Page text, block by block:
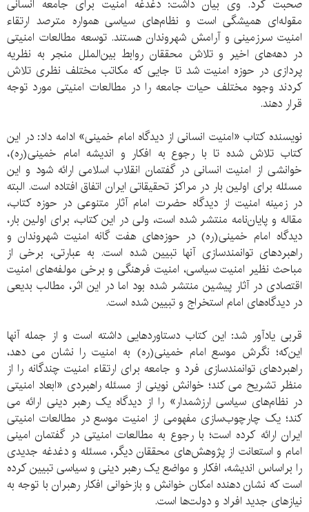
صحبت کرد. وی بیان داشت: دغدغه امنیت برای جامعه انسانی
مقوله‌ای همیشگی است و نظام‌های سیاسی همواره مترصد ارتقاء
امنیت سرزمینی و آرامش شهروندان هستند. توسعه مطالعات امنیتی
در دهه‌های اخیر و تلاش محققان روابط بین‌الملل منجر به نظریه
پردازی در حوزه امنیت شد تا جایی که مکاتب مختلف نظری تلاش
کردند وجوه مختلف حیات جامعه را در مطالعات امنیتی مورد توجه
قرار دهند.
نویسنده کتاب «امنیت انسانی از دیدگاه امام خمینی» ادامه داد: در این
کتاب تلاش شده تا با رجوع به افکار و اندیشه امام خمینی(ره)،
خوانشی از امنیت انسانی در گفتمان انقلاب اسلامی ارائه شود و این
مسئله برای اولین بار در مراکز تحقیقاتی ایران اتفاق افتاده است. البته
در زمینه امنیت از دیدگاه حضرت امام آثار متنوعی در حوزه کتاب،
مقاله و پایان‌نامه منتشر شده است، ولی در این کتاب، برای اولین بار،
دیدگاه امام خمینی(ره) در حوزه‌های هفت گانه امنیت شهروندان و
راهبردهای توانمندسازی آنها تبیین شده است. به عبارتی، برخی از
مباحث نظیر امنیت سیاسی، امنیت فرهنگی و برخی مولفه‌های امنیت
اقتصادی در آثار پیشین منتشر شده بود اما در این اثر، مطالب بدیعی
در دیدگاه‌های امام استخراج و تبیین شده است.
قربی یادآور شد: این کتاب دستاوردهایی داشته است و از جمله آنها
این‌که؛ نگرش موسع امام خمینی(ره) به امنیت را نشان می دهد،
راهبردهای توانمندسازی فرد و جامعه برای ارتقاء امنیت چندگانه را از
منظر تشریح می کند؛ خوانش نوینی از مسئله راهبردی «ابعاد امنیتی
در نظام‌های سیاسی ارزشمدار» را از دیدگاه یک رهبر دینی ارائه می
کند؛ یک چارچوب‌سازی مفهومی از امنیت موسع در مطالعات امنیتی
ایران ارائه کرده است؛ با رجوع به مطالعات امنیتی در گفتمان امینی
امام و استعانت از پژوهش‌های محققان دیگر، مسئله و دغدغه جدیدی
را براساس اندیشه، افکار و مواضع یک رهبر دینی و سیاسی تبیین کرده
است که نشان دهنده امکان خوانش و بازخوانی افکار رهبران با توجه به
نیازهای جدید افراد و دولت‌ها است.